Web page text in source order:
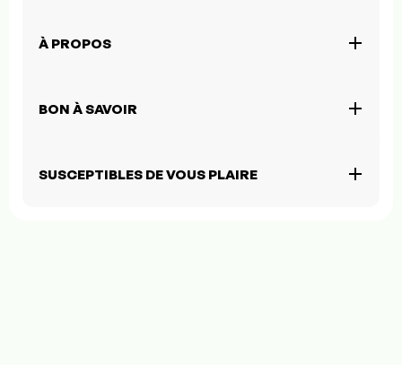
À PROPOS
BON À SAVOIR
SUSCEPTIBLES DE VOUS PLAIRE